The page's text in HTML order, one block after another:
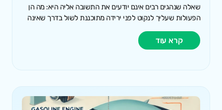
שאלה שנהגים רבים אינם יודעים את התשובה אליה היא: מה הן
הפעולות שעליך לנקוט לפני ירידה מתוכננת לשול בדרך שאינה
קרא עוד